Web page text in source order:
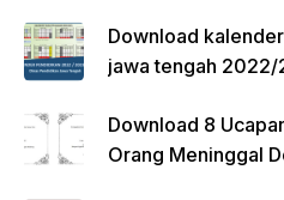
Download
jawa tengah
Download 8
Orang Meninggal